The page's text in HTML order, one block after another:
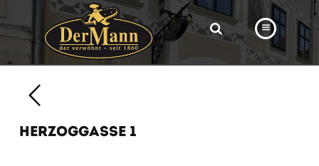
HERZOGGASSE 1